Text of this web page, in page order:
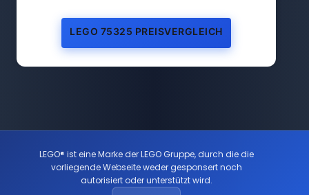
LEGO 75325 PREISVERGLEICH
LEGO® ist eine Marke der LEGO Gruppe, durch die die
vorliegende Webseite weder gesponsert noch
autorisiert oder unterstützt wird.